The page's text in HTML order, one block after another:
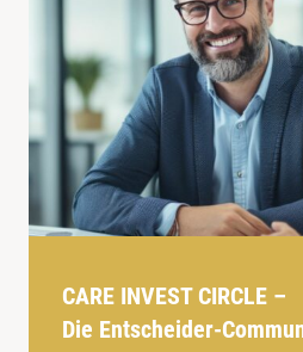
CARE INVEST CIRCLE –
Die Entscheider-